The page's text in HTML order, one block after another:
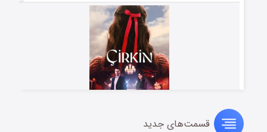
سریال زشتقسمت‌های جدید